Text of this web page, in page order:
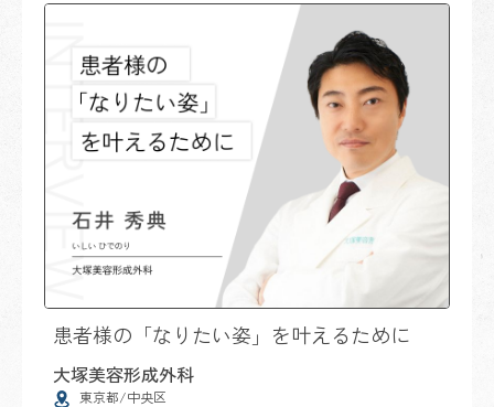
患者様の「なりたい姿」を叶えるために
大塚美容形成外科
東京都/中央区